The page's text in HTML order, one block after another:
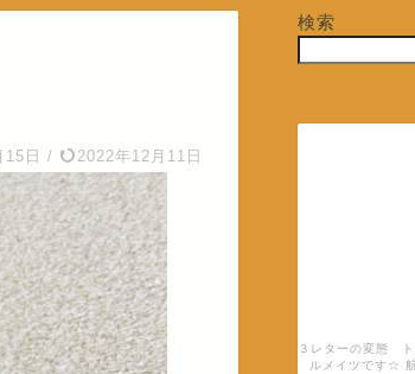
日 / 2022年12月11日
検索
３レターの変態 ト
ルメイツです☆